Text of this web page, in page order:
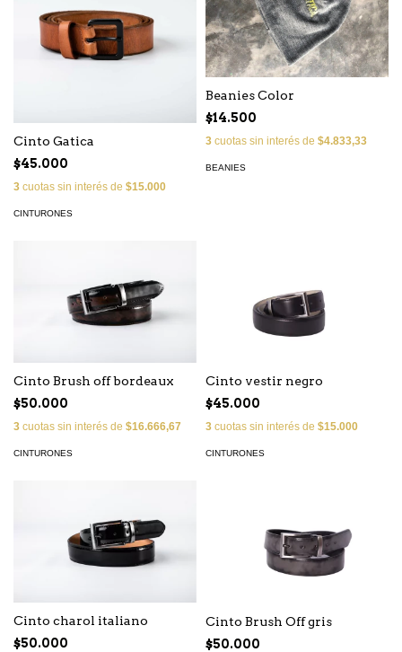
Cinto Gatica
$45.000
3 cuotas sin interés de $15.000
CINTURONES
Beanies Color
$14.500
3 cuotas sin interés de $4.833,33
BEANIES
Cinto Brush off bordeaux
$50.000
3 cuotas sin interés de $16.666,67
CINTURONES
Cinto vestir negro
$45.000
3 cuotas sin interés de $15.000
CINTURONES
Cinto charol italiano
$50.000
Cinto Brush Off gris
$50.000